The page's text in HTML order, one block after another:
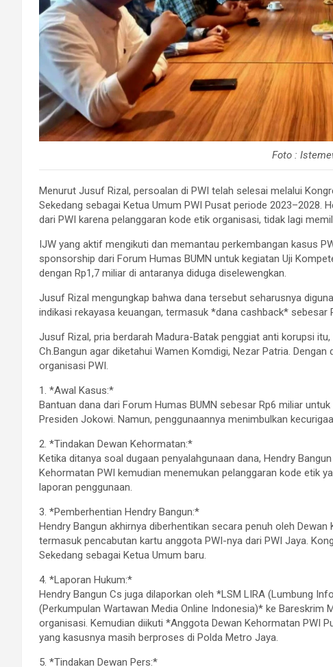
Foto :
Menurut Jusuf Rizal, persoalan di PWI telah selesai melalui
Sekedang sebagai Ketua Umum PWI Pusat periode 2023–2028.
dari PWI karena pelanggaran kode etik organisasi, tidak lagi
IJW yang aktif mengikuti dan memantau perkembangan kasus
sponsorship dari Forum Humas BUMN untuk kegiatan Uji
dengan Rp1,7 miliar di antaranya diduga diselewengkan.
Jusuf Rizal mengungkap bahwa dana tersebut seharusnya
indikasi rekayasa keuangan, termasuk *dana cashback* sebesar
Jusuf Rizal, pria berdarah Madura-Batak penggiat anti korupsi
Ch.Bangun agar diketahui Wamen Komdigi, Nezar Patria.
organisasi PWI.
1. *Awal Kasus:*
Bantuan dana dari Forum Humas BUMN sebesar Rp6 miliar
Presiden Jokowi. Namun, penggunaannya menimbulkan
2. *Tindakan Dewan Kehormatan:*
Ketika ditanya soal dugaan penyalahgunaan dana, Hendry
Kehormatan PWI kemudian menemukan pelanggaran kode etik
laporan penggunaan.
3. *Pemberhentian Hendry Bangun:*
Hendry Bangun akhirnya diberhentikan secara penuh oleh
termasuk pencabutan kartu anggota PWI-nya dari PWI Jaya.
Sekedang sebagai Ketua Umum baru.
4. *Laporan Hukum:*
Hendry Bangun Cs juga dilaporkan oleh *LSM LIRA (Lumbung
(Perkumpulan Wartawan Media Online Indonesia)* ke Bareskrim
organisasi. Kemudian diikuti *Anggota Dewan Kehormatan PWI
yang kasusnya masih berproses di Polda Metro Jaya.
5. *Tindakan Dewan Pers:*